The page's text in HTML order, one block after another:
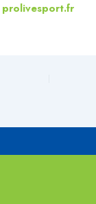
prolivesport.fr